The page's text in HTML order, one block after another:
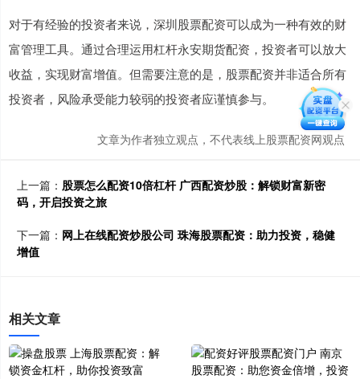
对于有经验的投资者来说，深圳股票配资可以成为一种有效的财
富管理工具。通过合理运用杠杆永安期货配资，投资者可以放大
收益，实现财富增值。但需要注意的是，股票配资并非适合所有
投资者，风险承受能力较弱的投资者应谨慎参与。
文章为作者独立观点，不代表线上股票配资网观点
上一篇： 股票怎么配资10倍杠杆 广西配资炒股：解锁财富新密
码，开启投资之旅
下一篇： 网上在线配资炒股公司 珠海股票配资：助力投资，稳健
增值
相关文章